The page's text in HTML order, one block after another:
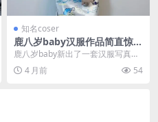
知名coser
鹿八岁baby汉服作品简直惊
艳，美女cosplay就是穿越千
年来的仙
鹿八岁baby新出了一套汉服写真，
我打开的时候愣了一下。画面里她
站在古旧的庭院中...
4 月前 54